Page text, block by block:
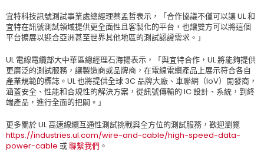
宜特科技訊號測試事業處總經理蔡孟哲表示，「合作協議不僅可以讓 UL 和
宜特在訊號測試領域提供更全面性且客製化的平台，也讓雙方可以將這個
平台擴展以迎合亞洲甚至世界其他地區的測試認證需求。」
UL 電線電纜部大中華區總經理石海揚表示，「與宜特合作，UL 將能夠提供
更廣泛的測試服務，讓製造商或品牌商，在電線電纜產品上展示符合各自
產業規範的標誌。UL 也將提供全球 3C 品牌大廠、車聯網（IoV）開發商，
涵蓋安全、性能和合規性的解決方案，從訊號傳輸的 IC 設計、系統，到終
端產品，進行全面的把關。」
更多關於 UL 高速線纜互通性測試挑戰與全方位的測試服務，歡迎瀏覽
https://industries.ul.com/wire-and-cable/high-speed-data-
power-cable 或聯繫我們 。